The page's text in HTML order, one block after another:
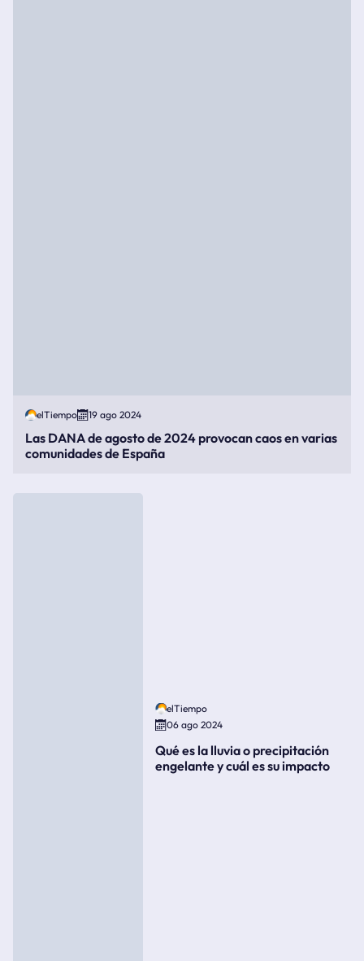
elTiempo 19 ago 2024
Las DANA de agosto de 2024 provocan caos en varias
comunidades de España
elTiempo
06 ago 2024
Qué es la lluvia o precipitación
engelante y cuál es su impacto